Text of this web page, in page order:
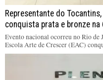
Representante do
conquista prata e bronze
Evento nacional ocorreu no Rio de
Escola Arte de Crescer (EAC)